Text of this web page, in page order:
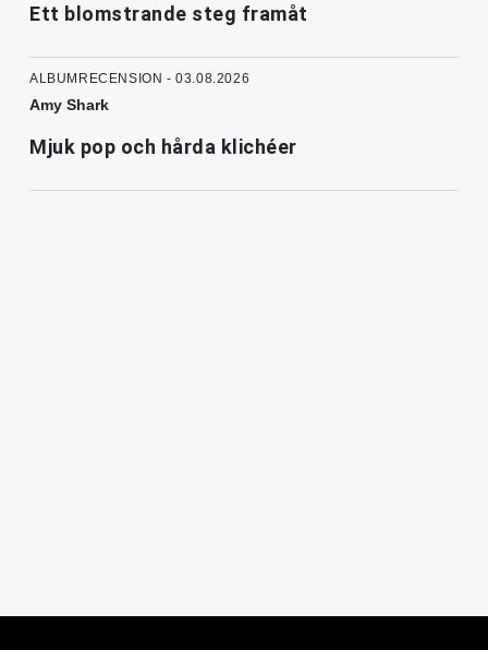
Ett blomstrande steg framåt
ALBUMRECENSION - 03.08.2026
Amy Shark
Mjuk pop och hårda klichéer